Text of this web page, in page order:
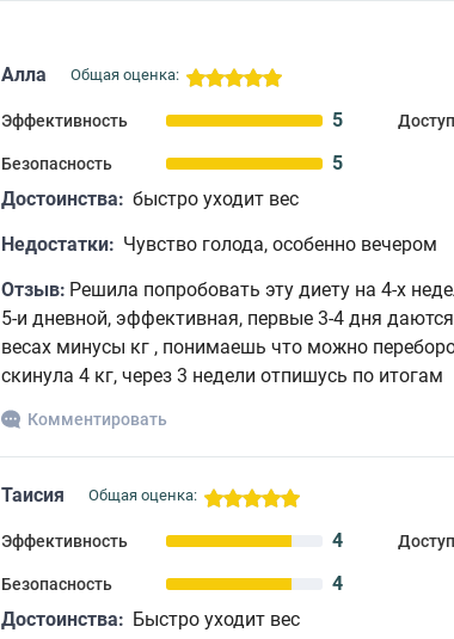
Алла Общая оценка:
Эффективность 5
Безопасность
5
Достоинства: быстро уходит вес
Недостатки: Чувство голода, особенно вечером
Отзыв: Решила попробовать эту диету на 4-х
5-и дневной, эффективная, первые 3-4 дня
весах минусы кг , понимаешь что можно
скинула 4 кг, через 3 недели отпишусь по итогам
Комментировать
Таисия Общая оценка:
Эффективность 4
Безопасность
4
Достоинства: Быстро уходит вес